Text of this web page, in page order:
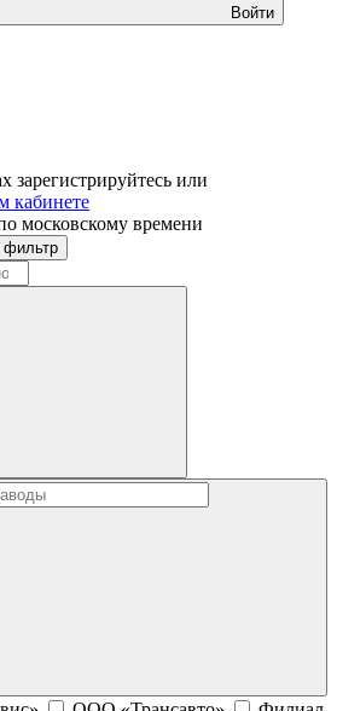
Войти
зарегистрируйтесь или
кабинете
московскому времени
фильтр